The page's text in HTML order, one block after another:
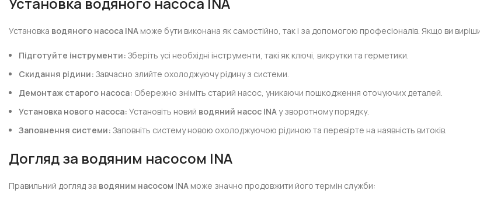
Установка водяного насоса INA може бути виконана як самостійно, так і за допомогою професіоналів. Якщо ви
Підготуйте інструменти: Зберіть усі необхідні інструменти, такі як ключі, викрутки та герметики.
Скидання рідини: Завчасно злийте охолоджуючу рідину з системи.
Демонтаж старого насоса: Обережно зніміть старий насос, уникаючи пошкодження оточуючих деталей.
Установка нового насоса: Установіть новий водяний насос INA у зворотному порядку.
Заповнення системи: Заповніть систему новою охолоджуючою рідиною та перевірте на наявність витоків.
Догляд за водяним насосом INA
Правильний догляд за водяним насосом INA може значно продовжити його термін служби: